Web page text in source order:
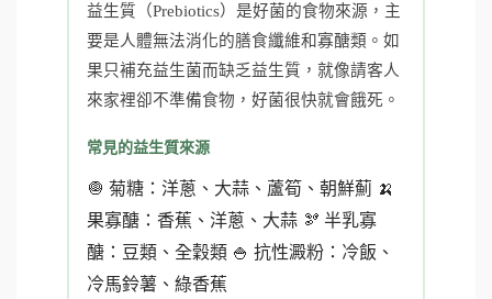
益生質（Prebiotics）是好菌的食物來源，主
要是人體無法消化的膳食纖維和寡醣類。如
果只補充益生菌而缺乏益生質，就像請客人
來家裡卻不準備食物，好菌很快就會餓死。
常見的益生質來源
🧅 菊糖：洋蔥、大蒜、蘆筍、朝鮮薊 🍌
果寡醣：香蕉、洋蔥、大蒜 🫘 半乳寡
醣：豆類、全穀類 🍚 抗性澱粉：冷飯、
冷馬鈴薯、綠香蕉